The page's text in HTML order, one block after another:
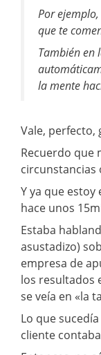
Por
que te
También en
la mente
Vale, perfecto,
Recuerdo que
circunstancias
Y ya que estoy
hace unos
Estaba
asustadizo)
empresa de
los resultados
se veía en «la
Lo que
cliente